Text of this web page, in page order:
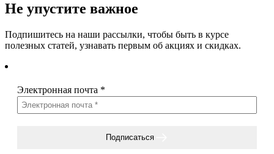
Не упустите важное
Подпишитесь на наши рассылки, чтобы быть в курсе
полезных статей, узнавать первым об акциях и скидках.
Электронная почта *
Подписаться